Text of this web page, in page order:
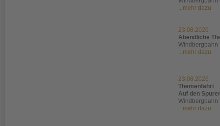
...mehr dazu
23.08.2026
Abendliche
Windbergbahn
...mehr dazu
23.08.2026
Themenfahrt
Auf den
Windbergbahn
...mehr dazu